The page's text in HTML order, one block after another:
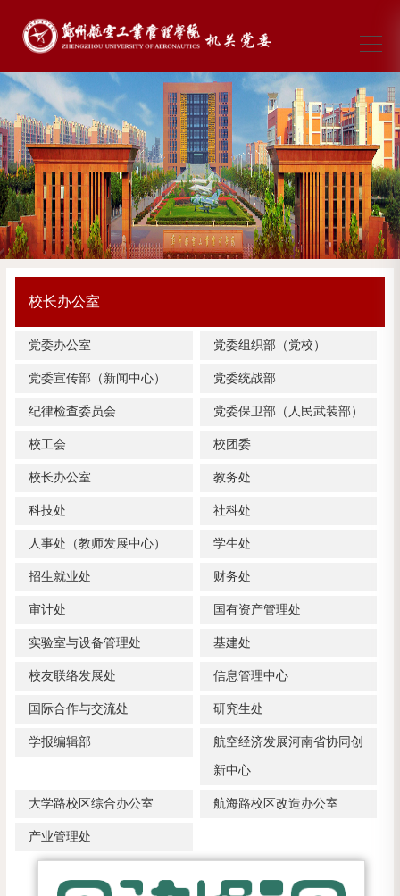
校长办公室
党委办公室 党委组织部（党校）
党委宣传部（新闻中心） 党委统战部
纪律检查委员会 党委保卫部（人民武装部）
校工会 校团委
校长办公室 教务处
科技处 社科处
人事处（教师发展中心） 学生处
招生就业处 财务处
审计处 国有资产管理处
实验室与设备管理处 基建处
校友联络发展处 信息管理中心
国际合作与交流处 研究生处
学报编辑部
航空经济发展河南省协同创
新中心
大学路校区综合办公室 航海路校区改造办公室
产业管理处